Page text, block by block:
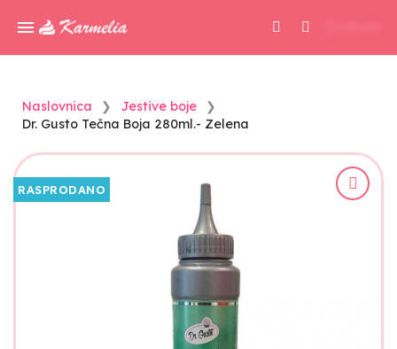
Naslovnica
Jestive boje
Dr. Gusto Tečna Boja 280ml.- Zelena
RASPRODANO